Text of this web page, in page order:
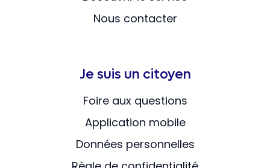
Nous contacter
Je suis un citoyen
Foire aux questions
Application mobile
Données personnelles